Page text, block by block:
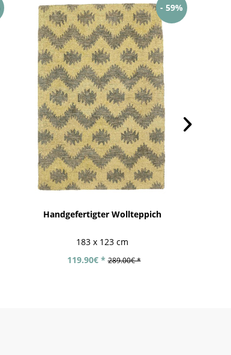
- 59%
Handgefertigter Wollteppich
183 x 123 cm
119.90€ * 289.00€ *